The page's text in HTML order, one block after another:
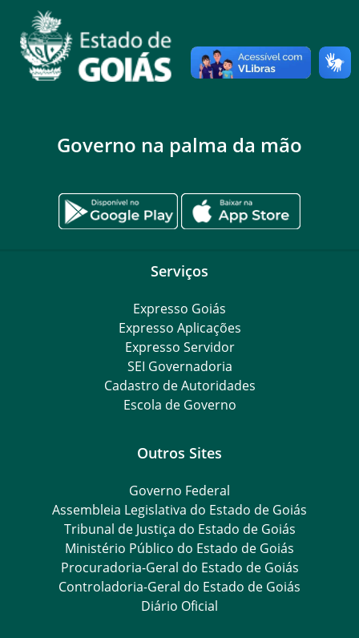
Governo na palma da mão
Serviços
Expresso Goiás
Expresso Aplicações
Expresso Servidor
SEI Governadoria
Cadastro de Autoridades
Escola de Governo
Outros Sites
Governo Federal
Assembleia Legislativa do Estado de Goiás
Tribunal de Justiça do Estado de Goiás
Ministério Público do Estado de Goiás
Procuradoria-Geral do Estado de Goiás
Controladoria-Geral do Estado de Goiás
Diário Oficial